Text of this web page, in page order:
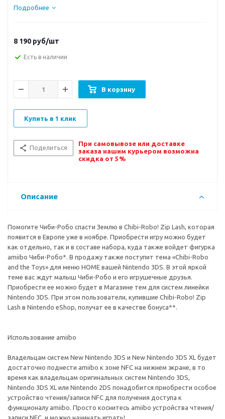
Подробнее
8 190 руб/шт
Есть в наличии
В корзину
Купить в 1 клик
Поделиться
При самовывозе или доставке
заказа нашим курьером возможна
скидка от 5%
Описание
Помогите Чиби-Робо спасти Землю в Chibi-Robo! Zip Lash, которая
появится в Европе уже в ноябре. Приобрести игру можно будет
как отдельно, так и в составе набора, куда также войдет фигурка
amiibo Чиби-Робо*. В продажу также поступит тема «Chibi-Robo
and the Toys» для меню HOME вашей Nintendo 3DS. В этой яркой
теме вас ждут малыш Чиби-Робо и его игрушечные друзья.
Приобрести ее можно будет в Магазине тем для систем линейки
Nintendo 3DS. При этом пользователи, купившие Chibi-Robo! Zip
Lash в Nintendo eShop, получат ее в качестве бонуса**.
Использование amiibo
Владельцам систем New Nintendo 3DS и New Nintendo 3DS XL будет
достаточно поднести amiibo к зоне NFC на нижнем экране, в то
время как владельцам оригинальных систем Nintendo 3DS,
Nintendo 3DS XL или Nintendo 2DS понадобится приобрести особое
устройство чтения/записи NFC для получения доступа к
функционалу amiibo. Просто коснитесь amiibo устройства чтения/
записи NFC, и можно начинать играть!